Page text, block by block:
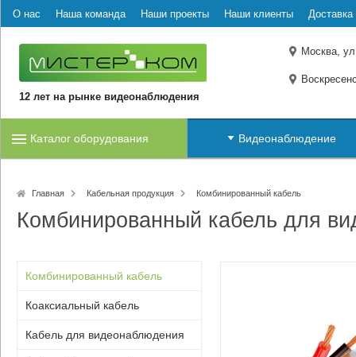
О нас Наша команда Наши проекты Наши клиенты Доставка
12 лет на рынке видеонаблюдения
Москва,
Каталог оборудования Видеонаблюдение
Главная Кабельная продукция Комбинированный кабель
Комбинированный кабель для
Комбинированный кабель
Коаксиальный кабель
Кабель для видеонаблюдения